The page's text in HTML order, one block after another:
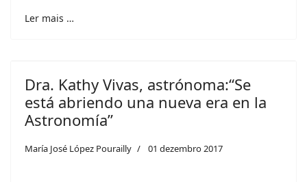
Ler mais …
Dra. Kathy Vivas, astrónoma:“Se
está abriendo una nueva era en la
Astronomía”
María José López Pourailly 01 dezembro 2017